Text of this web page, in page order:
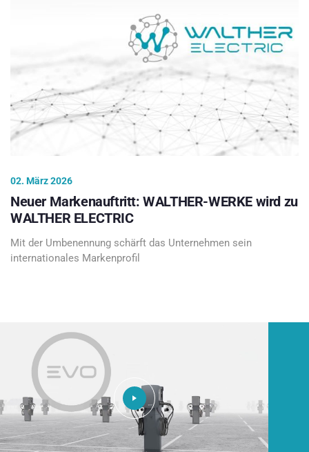
02. März 2026
Neuer Markenauftritt: WALTHER-WERKE wird zu
WALTHER ELECTRIC
Mit der Umbenennung schärft das Unternehmen sein
internationales Markenprofil